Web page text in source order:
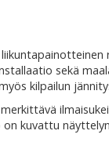
sekä
kilpailun
kuvattu